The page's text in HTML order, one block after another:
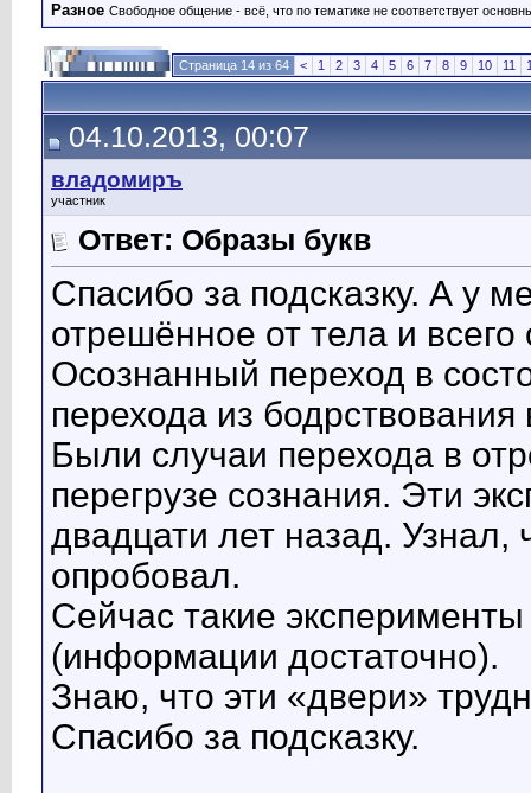
Разное Свободное общение - всё, что по тематике не соответствует
Страница 14 из 64 < 1 2 3 4 5 6 7 8 9 10 11
04.10.2013, 00:07
владомиръ
участник
Ответ: Образы букв
Спасибо за подсказку. А у
отрешённое от тела и всего
Осознанный переход в
перехода из бодрствования
Были случаи перехода в
перегрузе сознания. Эти
двадцати лет назад. Узнал,
опробовал.
Сейчас такие
(информации достаточно).
Знаю, что эти «двери»
Спасибо за подсказку.